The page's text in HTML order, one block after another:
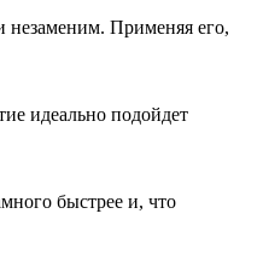
незаменим. Применяя его,
идеально подойдет
быстрее и, что